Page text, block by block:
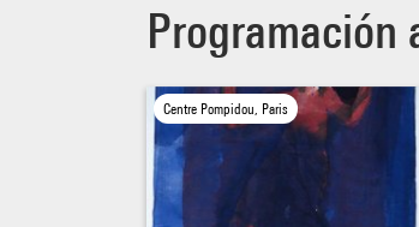
Programación
Centre Pompidou, Paris